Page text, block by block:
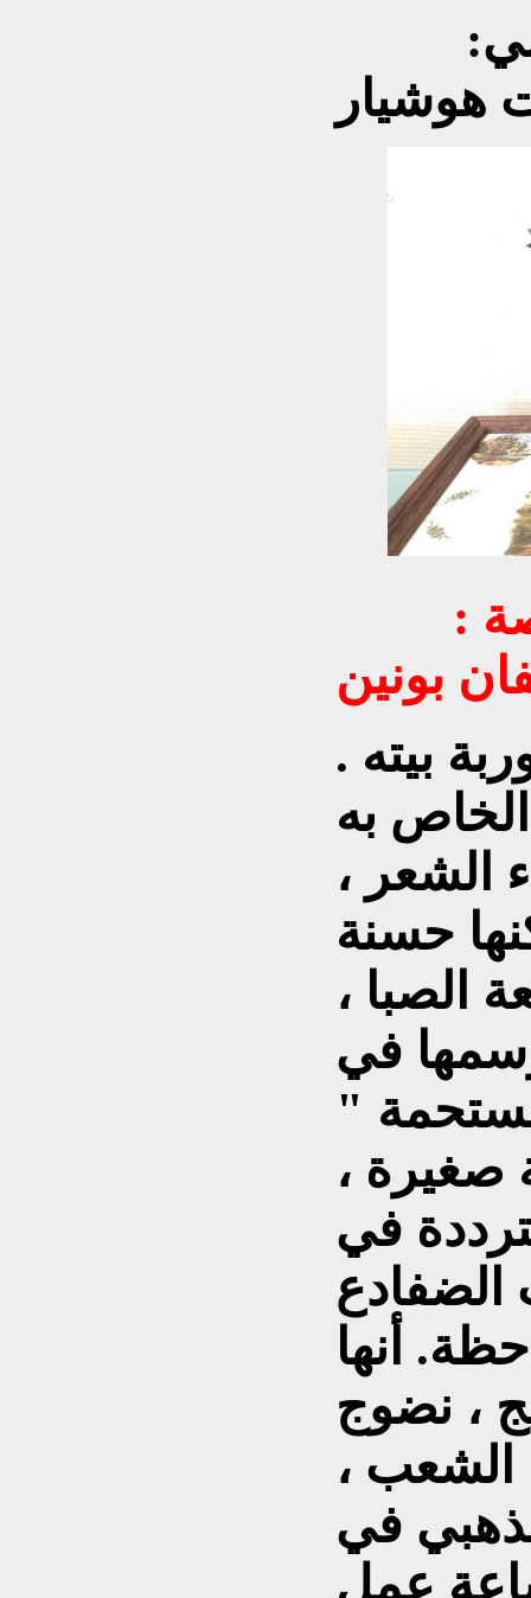
هوشيار
:
بونين
بيته .
به
الشعر ،
حسنة
الصبا ،
في
"
صغيرة ،
في
الضفادع
أنها
، نضوج
الشعب ،
في
عمل